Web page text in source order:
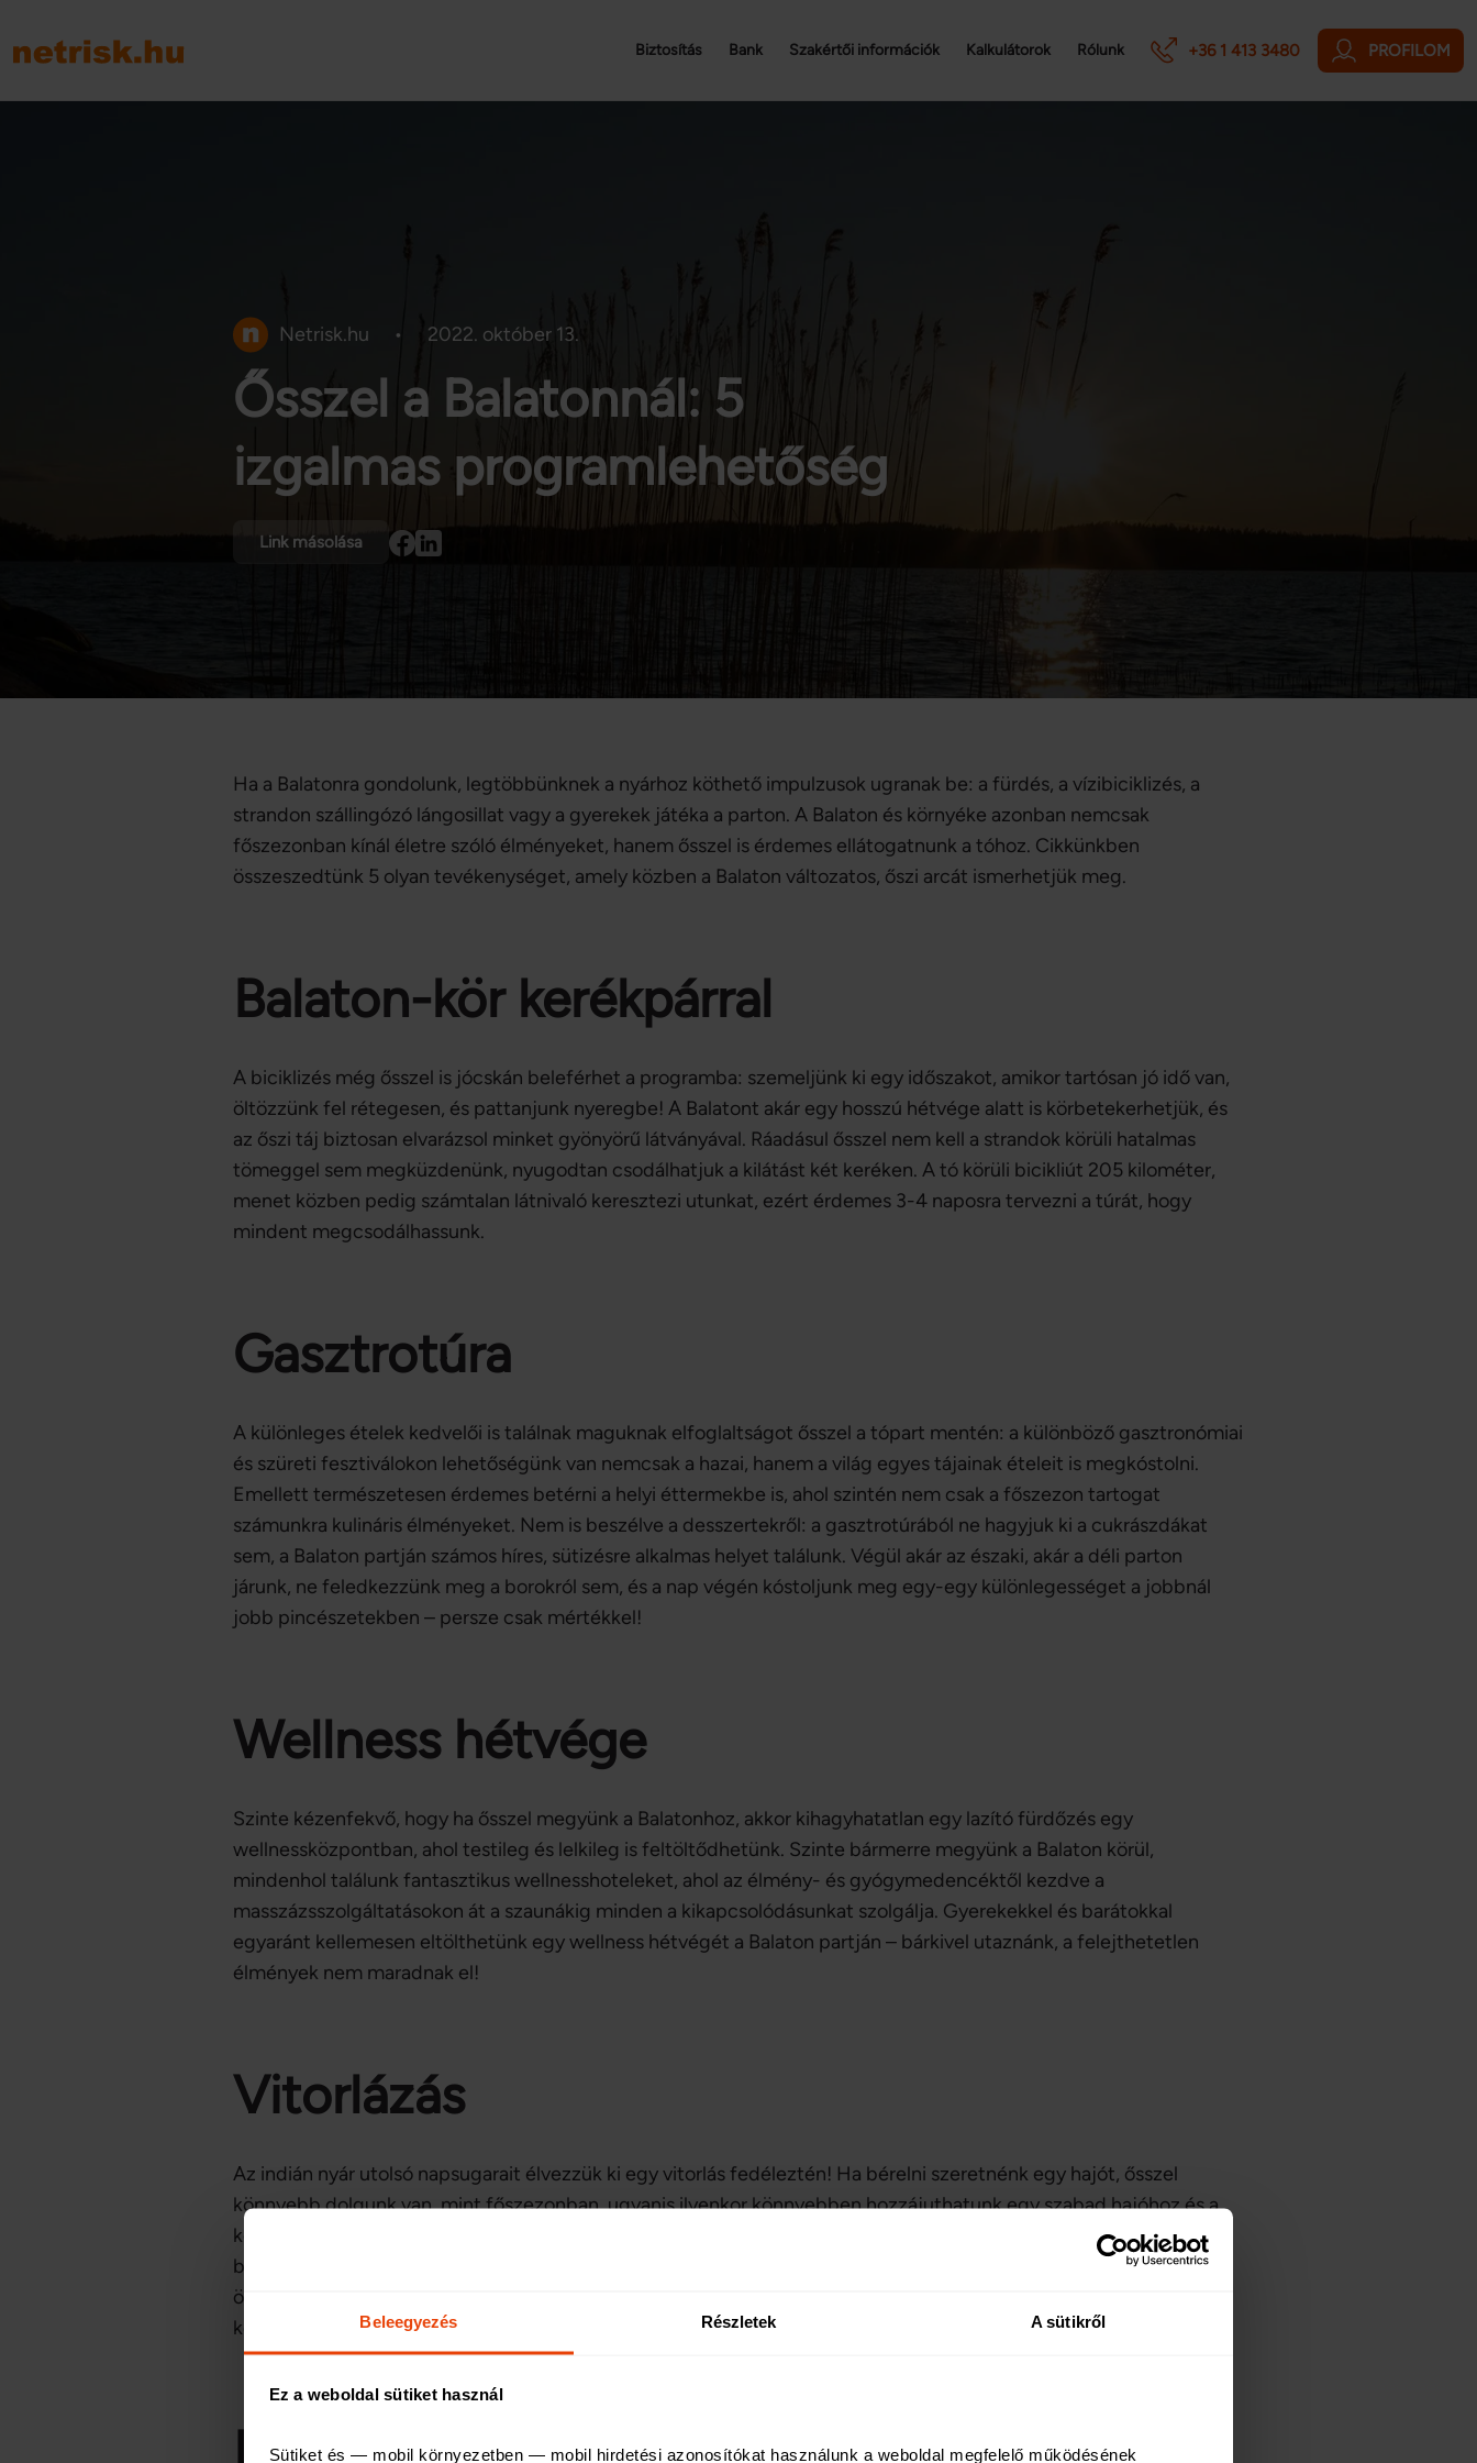
Beleegyezés Részletek A sütikről
Ez a weboldal sütiket használ
Sütiket és — mobil környezetben — mobil hirdetési azonosítókat használunk a weboldal megfelelő működésének
Biztosítás Bank Szakértői információk Kalkulátorok Rólunk +36 1 413 3480 PROFILOM
Netrisk.hu • 2022. október 13.
Ősszel a Balatonnál: 5
izgalmas programlehetőség
Link másolása
Ha a Balatonra gondolunk, legtöbbünknek a nyárhoz köthető impulzusok ugranak be: a fürdés, a vízibiciklizés, a
strandon szállingózó lángosillat vagy a gyerekek játéka a parton. A Balaton és környéke azonban nemcsak
főszezonban kínál életre szóló élményeket, hanem ősszel is érdemes ellátogatnunk a tóhoz. Cikkünkben
összeszedtünk 5 olyan tevékenységet, amely közben a Balaton változatos, őszi arcát ismerhetjük meg.
Balaton-kör kerékpárral
A biciklizés még ősszel is jócskán beleférhet a programba: szemeljünk ki egy időszakot, amikor tartósan jó idő van,
öltözzünk fel rétegesen, és pattanjunk nyeregbe! A Balatont akár egy hosszú hétvége alatt is körbetekerhetjük, és
az őszi táj biztosan elvarázsol minket gyönyörű látványával. Ráadásul ősszel nem kell a strandok körüli hatalmas
tömeggel sem megküzdenünk, nyugodtan csodálhatjuk a kilátást két keréken. A tó körüli bicikliút 205 kilométer,
menet közben pedig számtalan látnivaló keresztezi utunkat, ezért érdemes 3-4 naposra tervezni a túrát, hogy
mindent megcsodálhassunk.
Gasztrotúra
A különleges ételek kedvelői is találnak maguknak elfoglaltságot ősszel a tópart mentén: a különböző gasztronómiai
és szüreti fesztiválokon lehetőségünk van nemcsak a hazai, hanem a világ egyes tájainak ételeit is megkóstolni.
Emellett természetesen érdemes betérni a helyi éttermekbe is, ahol szintén nem csak a főszezon tartogat
számunkra kulináris élményeket. Nem is beszélve a desszertekről: a gasztrotúrából ne hagyjuk ki a cukrászdákat
sem, a Balaton partján számos híres, sütizésre alkalmas helyet találunk. Végül akár az északi, akár a déli parton
járunk, ne feledkezzünk meg a borokról sem, és a nap végén kóstoljunk meg egy-egy különlegességet a jobbnál
jobb pincészetekben – persze csak mértékkel!
Wellness hétvége
Szinte kézenfekvő, hogy ha ősszel megyünk a Balatonhoz, akkor kihagyhatatlan egy lazító fürdőzés egy
wellnessközpontban, ahol testileg és lelkileg is feltöltődhetünk. Szinte bármerre megyünk a Balaton körül,
mindenhol találunk fantasztikus wellnesshoteleket, ahol az élmény- és gyógymedencéktől kezdve a
masszázsszolgáltatásokon át a szaunákig minden a kikapcsolódásunkat szolgálja. Gyerekekkel és barátokkal
egyaránt kellemesen eltölthetünk egy wellness hétvégét a Balaton partján – bárkivel utaznánk, a felejthetetlen
élmények nem maradnak el!
Vitorlázás
Az indián nyár utolsó napsugarait élvezzük ki egy vitorlás fedéleztén! Ha bérelni szeretnénk egy hajót, ősszel
könnyebb dolgunk van, mint főszezonban, ugyanis ilyenkor könnyebben hozzájuthatunk egy szabad hajóhoz és a
kölcsönzés díja is alacsonyabb lesz. Egy őszi vitorlázás hangulatában is más: új módon tapasztalhatjuk meg a
balatoni környezetet, mivel ilyenkor a strand nyüzsgése nem zavarja meg a pihenésünket a vízen. A réteges
öltözetet azonban már ebben az esetben sem hanyagolhatjuk, a biztonság kedvéért esőálló ruházattal is
készüljünk!
Kirándulás